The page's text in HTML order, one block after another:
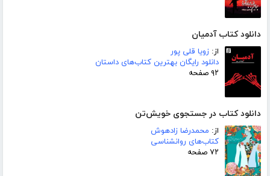
دانلود کتاب آدمیان
از: زویا قلی پور
دانلود رایگان بهترین کتاب‌های داستان
۹۲ صفحه
دانلود کتاب در جستجوی خویش‌تن
از: محمدرضا زادهوش
کتاب‌های روانشناسی
۷۲ صفحه